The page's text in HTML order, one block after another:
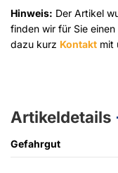
Hinweis: Der Artikel
finden wir für Sie
dazu kurz Kontakt mit
Artikeldetails
Gefahrgut